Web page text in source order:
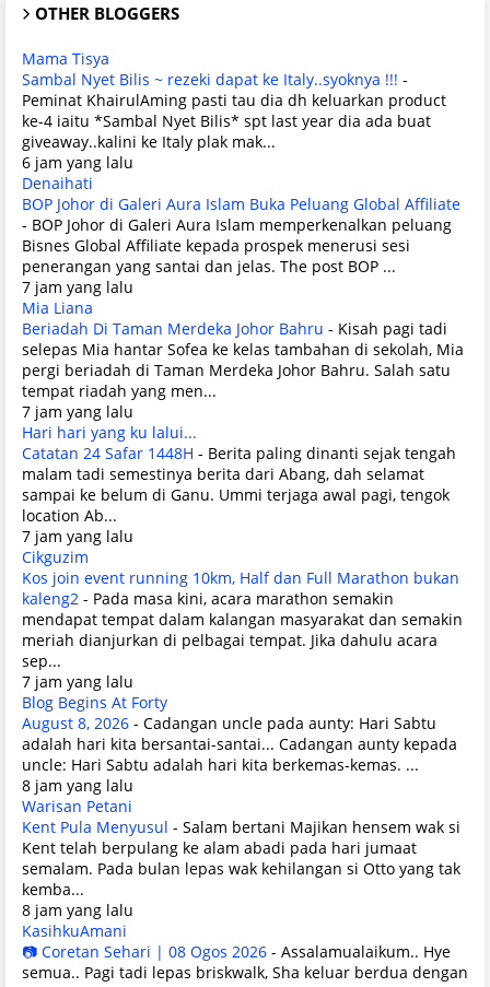
OTHER BLOGGERS
Mama Tisya
Sambal Nyet Bilis ~ rezeki dapat ke Italy..syoknya !!! -
Peminat KhairulAming pasti tau dia dh keluarkan product
ke-4 iaitu *Sambal Nyet Bilis* spt last year dia ada buat
giveaway..kalini ke Italy plak mak...
6 jam yang lalu
Denaihati
BOP Johor di Galeri Aura Islam Buka Peluang Global Affiliate
- BOP Johor di Galeri Aura Islam memperkenalkan peluang
Bisnes Global Affiliate kepada prospek menerusi sesi
penerangan yang santai dan jelas. The post BOP ...
7 jam yang lalu
Mia Liana
Beriadah Di Taman Merdeka Johor Bahru - Kisah pagi tadi
selepas Mia hantar Sofea ke kelas tambahan di sekolah, Mia
pergi beriadah di Taman Merdeka Johor Bahru. Salah satu
tempat riadah yang men...
7 jam yang lalu
Hari hari yang ku lalui...
Catatan 24 Safar 1448H - Berita paling dinanti sejak tengah
malam tadi semestinya berita dari Abang, dah selamat
sampai ke belum di Ganu. Ummi terjaga awal pagi, tengok
location Ab...
7 jam yang lalu
Cikguzim
Kos join event running 10km, Half dan Full Marathon bukan
kaleng2 - Pada masa kini, acara marathon semakin
mendapat tempat dalam kalangan masyarakat dan semakin
meriah dianjurkan di pelbagai tempat. Jika dahulu acara
sep...
7 jam yang lalu
Blog Begins At Forty
August 8, 2026 - Cadangan uncle pada aunty: Hari Sabtu
adalah hari kita bersantai-santai... Cadangan aunty kepada
uncle: Hari Sabtu adalah hari kita berkemas-kemas. ...
8 jam yang lalu
Warisan Petani
Kent Pula Menyusul - Salam bertani Majikan hensem wak si
Kent telah berpulang ke alam abadi pada hari jumaat
semalam. Pada bulan lepas wak kehilangan si Otto yang tak
kemba...
8 jam yang lalu
KasihkuAmani
📷 Coretan Sehari | 08 Ogos 2026 - Assalamualaikum.. Hye
semua.. Pagi tadi lepas briskwalk, Sha keluar berdua dengan